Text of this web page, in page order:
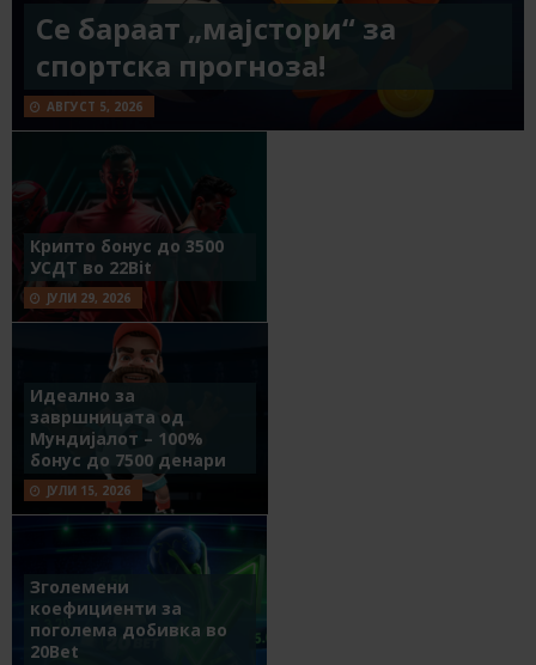
Се бараат „мајстори“ за
спортска прогноза!
АВГУСТ 5, 2026
Крипто бонус до 3500
УСДТ во 22Bit
ЈУЛИ 29, 2026
Идеално за
завршницата од
Мундијалот – 100%
бонус до 7500 денари
ЈУЛИ 15, 2026
Зголемени
коефициенти за
поголема добивка во
20Bet